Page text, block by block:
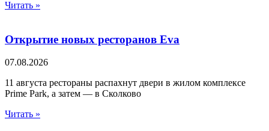
Читать »
Открытие новых ресторанов Eva
07.08.2026
11 августа рестораны распахнут двери в жилом комплексе
Prime Park, а затем — в Сколково
Читать »